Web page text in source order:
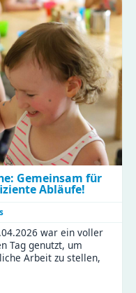
Gemeinsam für
Abläufe!
war ein voller
Tag genutzt, um
Arbeit zu stellen,